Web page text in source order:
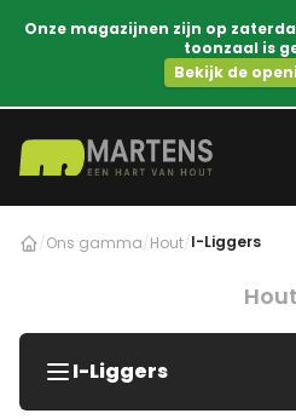
Onze magazijnen zijn op
toonzaal is
Bekijk de
/Ons gamma/Hout/I-Liggers
Hout
I-Liggers